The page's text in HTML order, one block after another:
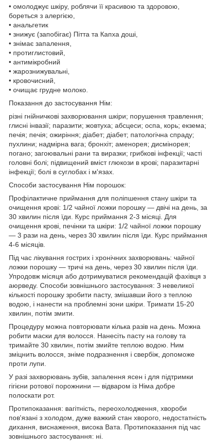
• омолоджує шкіру, роблячи її красивою та здоровою,
бореться з алергією,
• анальгетик
• знижує (запобігає) Пітта та Капха доші,
• знімає запалення,
• протиглистовий,
• антимікробний
• жарознижувальні,
• кровочисний,
• очищає грудне молоко.
Показання до застосування Нім:
різні гнійничкові захворювання шкіри; порушення травлення;
глисні інвазії; паразити; жовтуха; абсцеси; оспа, корь; екзема;
печія; печія; ожиріння; діабет; діабет; патологічна спраду;
пухлини; надмірна вага; бронхіт; аменорея; дисмінорея;
погано; загоювальні рани та виразки; грибкові інфекції; часті
головні болі; підвищений вміст глюкози в крові; паразитарні
інфекції; болі в суглобах і м'язах.
Способи застосування Нім порошок:
Профілактичне приймання для поліпшення стану шкіри та
очищення крові: 1/2 чайної ложки порошку — двічі на день, за
30 хвилин після їди. Курс приймання 2-3 місяці. Для
очищення крові, печінки та шкіри: 1/2 чайної ложки порошку
— 3 рази на день, через 30 хвилин після їди. Курс приймання
4-6 місяців.
Під час лікування гострих і хронічних захворювань: чайної
ложки порошку — тричі на день, через 30 хвилин після їди.
Упродовж місяця або дотримуватися рекомендацій фахівця з
аюрведу. Способи зовнішнього застосування: З невеликої
кількості порошку зробити пасту, змішавши його з теплою
водою, і нанести на проблемні зони шкіри. Тримати 15-20
хвилин, потім змити.
Процедуру можна повторювати кілька разів на день. Можна
робити маски для волосся. Нанесіть пасту на голову та
тримайте 30 хвилин, потім змийте теплою водою. Ним
зміцнить волосся, зніме подразнення і свербіж, допоможе
проти лупи.
У разі захворювань зубів, запалення ясен і для підтримки
гігієни ротової порожнини — відваром із Німа добре
полоскати рот.
Протипоказання: вагітність, переохолодження, хвороби
пов'язані з холодом, дуже важкий стан хворого, недостатність
дихання, виснаження, висока Вата. Протипоказання під час
зовнішнього застосування: ні.